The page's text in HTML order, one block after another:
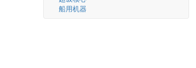
船用机器